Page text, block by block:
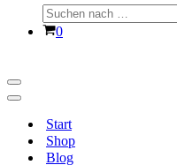
Suchen
nach …
Warenkorb
0
Navigationsmenü
Navigationsmenü
Start
Shop
Blog